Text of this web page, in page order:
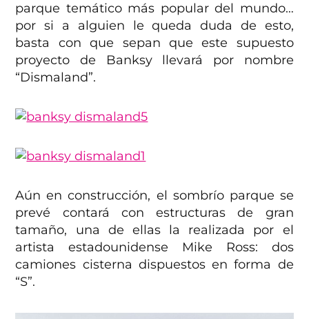
parque temático más popular del mundo…
por si a alguien le queda duda de esto,
basta con que sepan que este supuesto
proyecto de Banksy llevará por nombre
“Dismaland”.
Aún en construcción, el sombrío parque se
prevé contará con estructuras de gran
tamaño, una de ellas la realizada por el
artista estadounidense Mike Ross: dos
camiones cisterna dispuestos en forma de
“S”.